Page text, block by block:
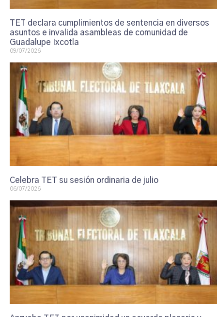
TET declara cumplimientos de sentencia en diversos
asuntos e invalida asambleas de comunidad de
Guadalupe Ixcotla
09/07/2026
Celebra TET su sesión ordinaria de julio
06/07/2026